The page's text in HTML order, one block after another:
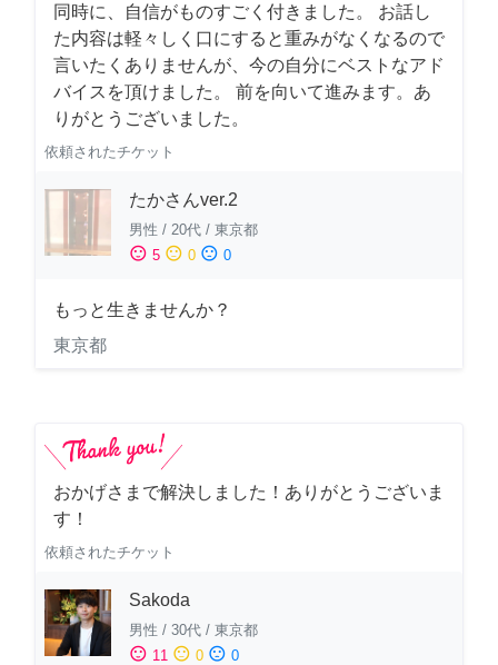
同時に、自信がものすごく付きました。 お話し
た内容は軽々しく口にすると重みがなくなるので
言いたくありませんが、今の自分にベストなアド
バイスを頂けました。 前を向いて進みます。あ
りがとうございました。
依頼されたチケット
たかさんver.2
男性 / 20代 / 東京都
sentiment_satisfied 5 sentiment_neutral 0 sentiment_dissatisfied 0
もっと生きませんか？
東京都
おかげさまで解決しました！ありがとうございま
す！
依頼されたチケット
Sakoda
男性 / 30代 / 東京都
sentiment_satisfied 11 sentiment_neutral 0 sentiment_dissatisfied 0